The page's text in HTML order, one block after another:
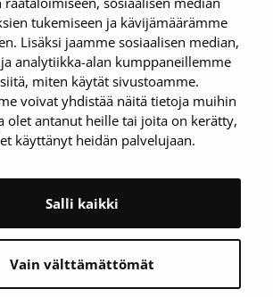
tukemiseen ja kävijämäärämme
Lisäksi jaamme sosiaalisen median,
analytiikka-alan kumppaneillemme
miten käytät sivustoamme.
voivat yhdistää näitä tietoja muihin
olet antanut heille tai joita on kerätty,
käyttänyt heidän palvelujaan.
Vain välttämättömät
Salli kaikki
2025